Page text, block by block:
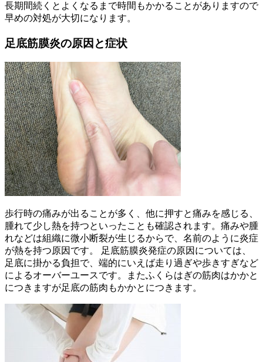
長期間続くとよくなるまで時間もかかることがありますので
早めの対処が大切になります。
足底筋膜炎の原因と症状
歩行時の痛みが出ることが多く、他に押すと痛みを感じる、
腫れて少し熱を持つといったことも確認されます。痛みや腫
れなどは組織に微小断裂が生じるからで、名前のように炎症
が熱を持つ原因です。 足底筋膜炎発症の原因については、
足底に掛かる負担で、端的にいえば走り過ぎや歩きすぎなど
によるオーバーユースです。またふくらはぎの筋肉はかかと
につきますが足底の筋肉もかかとにつきます。